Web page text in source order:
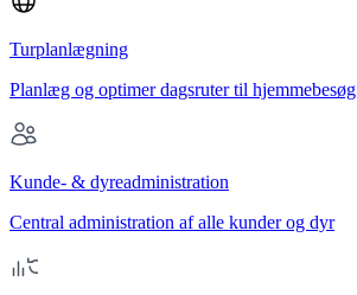
Turplanlægning
Planlæg og optimer dagsruter til hjemmebesøg
Kunde- & dyreadministration
Central administration af alle kunder og dyr